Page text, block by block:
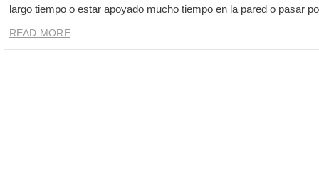
largo tiempo o estar apoyado mucho tiempo en la pared o pasar
READ MORE